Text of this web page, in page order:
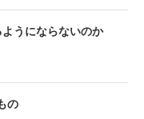
うにならないのか
の